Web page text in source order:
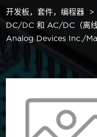
开发板，套件，编程器
DC/DC 和 AC/DC（离
Analog Devices Inc./